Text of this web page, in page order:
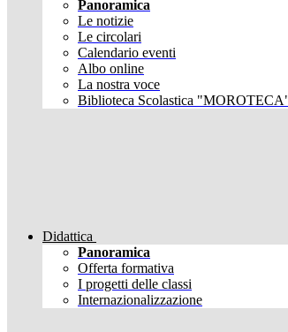
Panoramica
Le notizie
Le circolari
Calendario eventi
Albo online
La nostra voce
Biblioteca Scolastica
Didattica
Panoramica
Offerta formativa
I progetti delle classi
Internazionalizzazione